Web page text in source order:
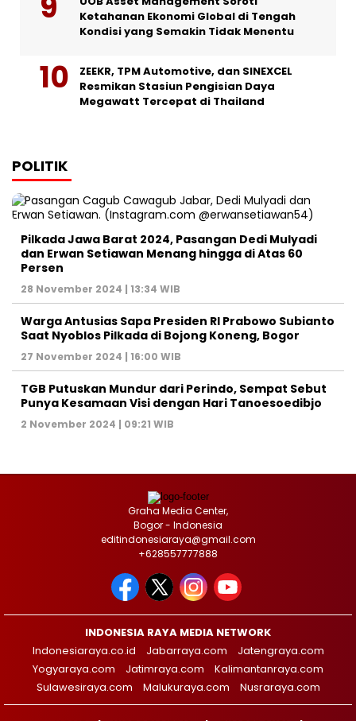
Ketahanan Ekonomi Global di Tengah
Kondisi yang Semakin Tidak Menentu
ZEEKR, TPM Automotive, dan SINEXCEL
Resmikan Stasiun Pengisian Daya
Megawatt Tercepat di Thailand
POLITIK
Pilkada Jawa Barat 2024, Pasangan Dedi Mulyadi
dan Erwan Setiawan Menang hingga di Atas 60
Persen
28 November 2024 | 13:34 WIB
Warga Antusias Sapa Presiden RI Prabowo Subianto
Saat Nyoblos Pilkada di Bojong Koneng, Bogor
27 November 2024 | 16:00 WIB
TGB Putuskan Mundur dari Perindo, Sempat Sebut
Punya Kesamaan Visi dengan Hari Tanoesoedibjo
2 November 2024 | 09:21 WIB
Graha Media Center,
Bogor - Indonesia
editindonesiaraya@gmail.com
+628557777888
INDONESIA RAYA MEDIA NETWORK
Indonesiaraya.co.id
Jabarraya.com
Jatengraya.com
Yogyaraya.com
Jatimraya.com
Kalimantanraya.com
Sulawesiraya.com
Malukuraya.com Nusraraya.com